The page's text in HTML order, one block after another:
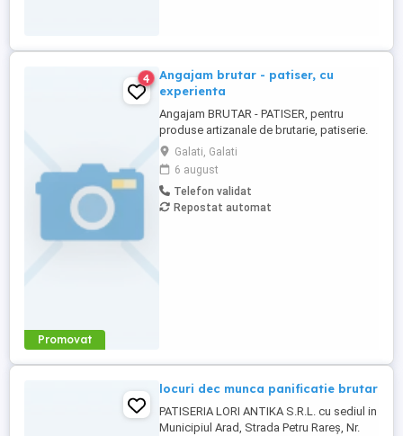
Promovat
4
Angajam brutar - patiser, cu
experienta
Angajam BRUTAR - PATISER, pentru
produse artizanale de brutarie, patiserie.
Cautam persoane cu experienta. Ne dorim
persoane serioase, atente la detalii, cu
respect pentru igiena, calitate si meseria
bine facuta. Punem pret pe produse
autentice realizate cu grija si
Galati, Galati
6 august
Telefon validat
Repostat automat
locuri dec munca panificatie brutar
PATISERIA LORI ANTIKA S.R.L. cu sediul in
Municipiul Arad, Strada Petru Rareş, Nr.